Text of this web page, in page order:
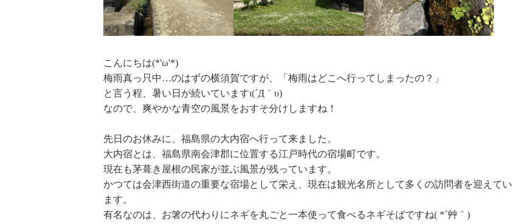
こんにちは(*'ω'*)
梅雨真っ只中…のはずの横須賀ですが、「梅雨はどこへ行ってしまったの？」
と言う程、暑い日が続いていますι(´Д｀υ)
なので、爽やかな青空の風景をおすそ分けしますね！
先日のお休みに、福島県の大内宿へ行って来ました。
大内宿とは、福島県南会津郡に位置する江戸時代の宿場町です。
現在も茅葺き屋根の民家が並ぶ風景が残っています。
かつては会津西街道の重要な宿場として栄え、現在は観光名所として多くの訪問者を迎えてい
ます。
有名なのは、お箸の代わりにネギを丸ごと一本使って食べるネギそばですね( *´艸｀)